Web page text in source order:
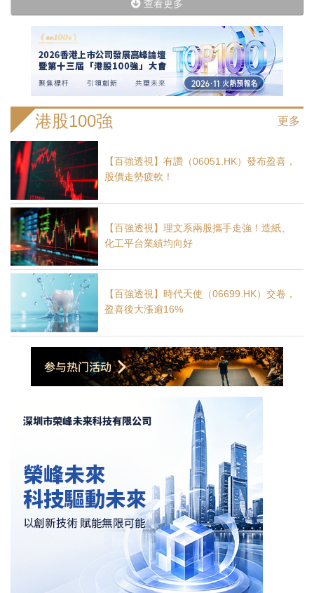
查看更多
更多
港股100強
【百強透視】有讚（06051.HK）發布盈喜，
股價走勢疲軟！
【百強透視】理文系兩股攜手走強！造紙、
化工平台業績均向好
【百強透視】時代天使（06699.HK）交卷，
盈喜後大漲逾16%